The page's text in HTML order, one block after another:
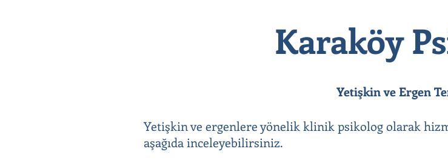
Karaköy
Yetişkin ve Ergen
Yetişkin ve ergenlere yönelik klinik psikolog olarak
aşağıda inceleyebilirsiniz.